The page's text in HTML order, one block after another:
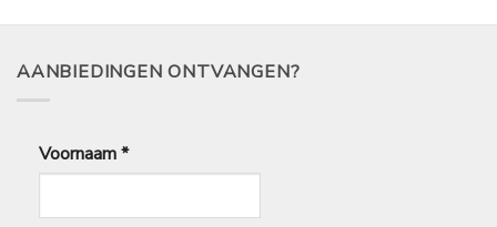
2,49. 2,10.
AANBIEDINGEN ONTVANGEN?
Voornaam*